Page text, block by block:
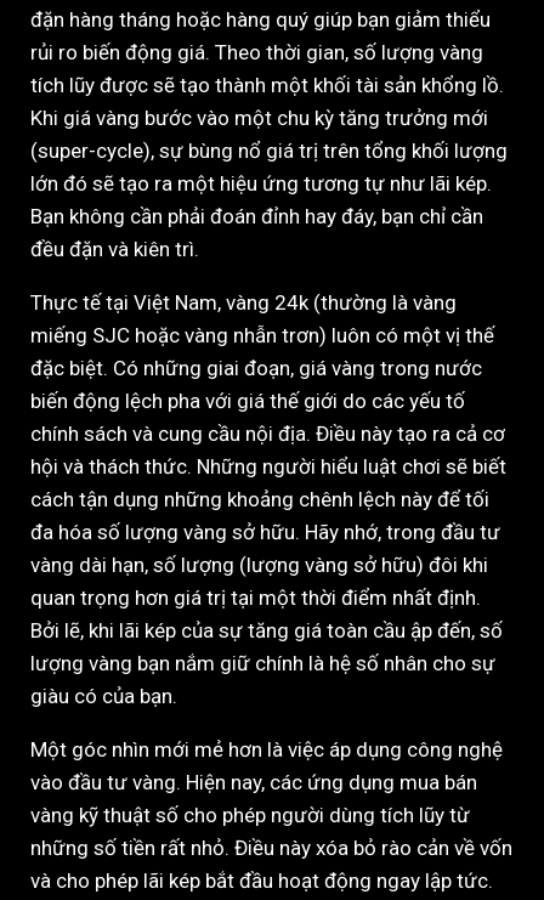
đặn hàng tháng hoặc hàng quý giúp bạn giảm thiểu
rủi ro biến động giá. Theo thời gian, số lượng vàng
tích lũy được sẽ tạo thành một khối tài sản khổng lồ.
Khi giá vàng bước vào một chu kỳ tăng trưởng mới
(super-cycle), sự bùng nổ giá trị trên tổng khối lượng
lớn đó sẽ tạo ra một hiệu ứng tương tự như lãi kép.
Bạn không cần phải đoán đỉnh hay đáy, bạn chỉ cần
đều đặn và kiên trì.
Thực tế tại Việt Nam, vàng 24k (thường là vàng
miếng SJC hoặc vàng nhẫn trơn) luôn có một vị thế
đặc biệt. Có những giai đoạn, giá vàng trong nước
biến động lệch pha với giá thế giới do các yếu tố
chính sách và cung cầu nội địa. Điều này tạo ra cả cơ
hội và thách thức. Những người hiểu luật chơi sẽ biết
cách tận dụng những khoảng chênh lệch này để tối
đa hóa số lượng vàng sở hữu. Hãy nhớ, trong đầu tư
vàng dài hạn, số lượng (lượng vàng sở hữu) đôi khi
quan trọng hơn giá trị tại một thời điểm nhất định.
Bởi lẽ, khi lãi kép của sự tăng giá toàn cầu ập đến, số
lượng vàng bạn nắm giữ chính là hệ số nhân cho sự
giàu có của bạn.
Một góc nhìn mới mẻ hơn là việc áp dụng công nghệ
vào đầu tư vàng. Hiện nay, các ứng dụng mua bán
vàng kỹ thuật số cho phép người dùng tích lũy từ
những số tiền rất nhỏ. Điều này xóa bỏ rào cản về vốn
và cho phép lãi kép bắt đầu hoạt động ngay lập tức.